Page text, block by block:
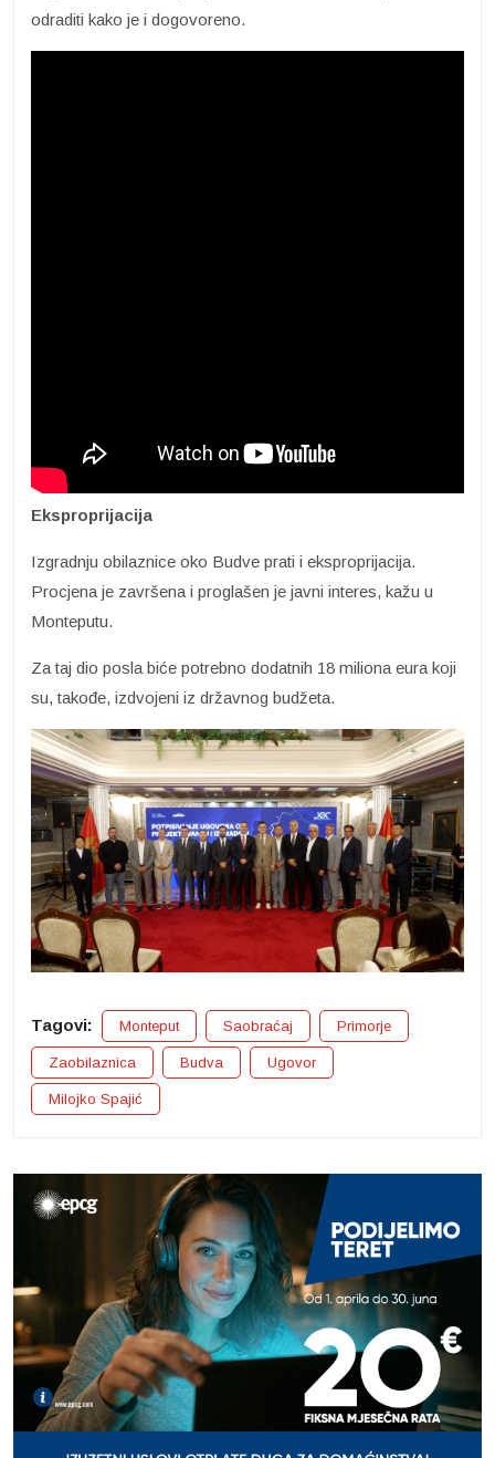
odraditi kako je i dogovoreno.
Eksproprijacija
Izgradnju obilaznice oko Budve prati i eksproprijacija.
Procjena je završena i proglašen je javni interes, kažu u
Monteputu.
Za taj dio posla biće potrebno dodatnih 18 miliona eura koji
su, takođe, izdvojeni iz državnog budžeta.
Tagovi: Monteput Saobraćaj Primorje
Zaobilaznica Budva Ugovor
Milojko Spajić